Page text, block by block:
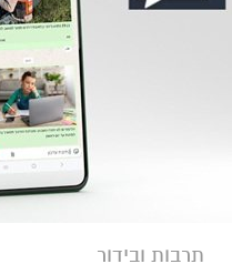
תרבות ובידור